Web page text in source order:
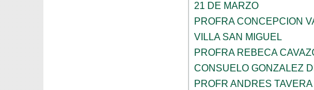
21 DE MARZO
PROFRA CONCEPCION
VILLA SAN MIGUEL
PROFRA REBECA
CONSUELO GONZALEZ
PROFR ANDRES